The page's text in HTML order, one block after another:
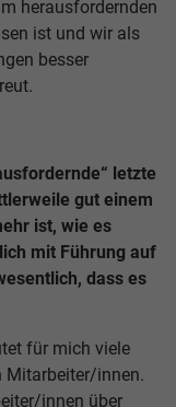
herausfordernden
ist und wir als
besser
letzte
gut einem
ist, wie es
mit Führung auf
dass es
für mich viele
Mitarbeiter/innen.
innen über